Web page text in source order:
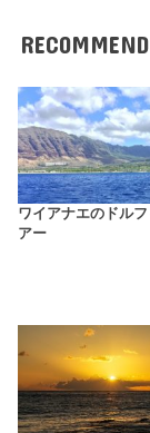
RECOMMEND
ワイアナエのドル
アー